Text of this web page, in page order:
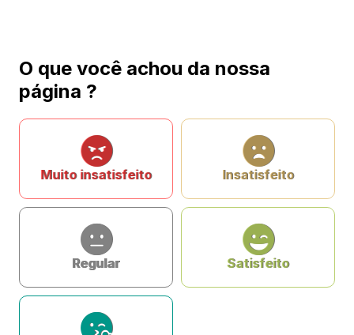
O que você achou da nossa
página ?
Muito insatisfeito Insatisfeito
Regular Satisfeito